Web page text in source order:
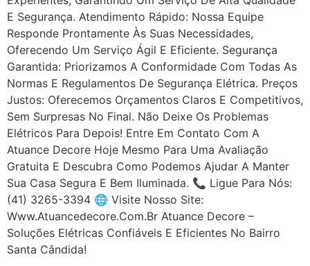
E Segurança. Atendimento Rápido: Nossa Equipe
Responde Prontamente Às Suas Necessidades,
Oferecendo Um Serviço Ágil E Eficiente. Segurança
Garantida: Priorizamos A Conformidade Com Todas As
Normas E Regulamentos De Segurança Elétrica. Preços
Justos: Oferecemos Orçamentos Claros E Competitivos,
Sem Surpresas No Final. Não Deixe Os Problemas
Elétricos Para Depois! Entre Em Contato Com A
Atuance Decore Hoje Mesmo Para Uma Avaliação
Gratuita E Descubra Como Podemos Ajudar A Manter
Sua Casa Segura E Bem Iluminada. 📞 Ligue Para Nós:
(41) 3265-3394 🌐 Visite Nosso Site:
Www.atuancedecore.com.br Atuance Decore –
Soluções Elétricas Confiáveis E Eficientes No Bairro
Santa Cândida!